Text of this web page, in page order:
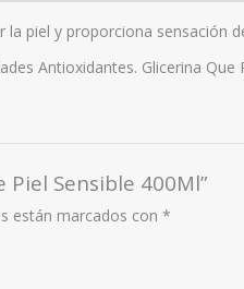
piel y proporciona sensación
Antioxidantes. Glicerina
Sensible 400Ml”
están marcados con*